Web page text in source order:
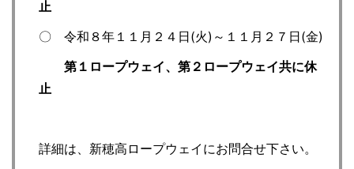
止
〇 令和８年１１月２４日(火)～１１月２７日(金)
第１ロープウェイ、第２ロープウェイ共に休
止
詳細は、新穂高ロープウェイにお問合せ下さい。